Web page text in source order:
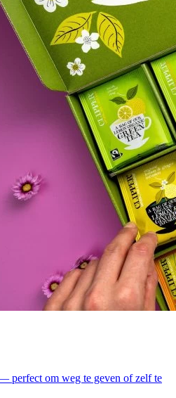
perfect om weg te geven of zelf te